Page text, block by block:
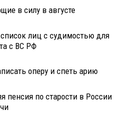
в силу в августе
лиц с судимостью для
с ВС РФ
оперу и спеть арию
пенсия по старости в России